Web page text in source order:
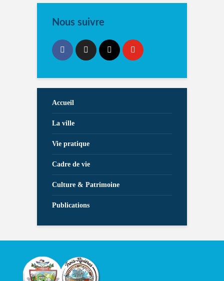
Nous suivre
Accueil
La ville
Vie pratique
Cadre de vie
Culture & Patrimoine
Publications